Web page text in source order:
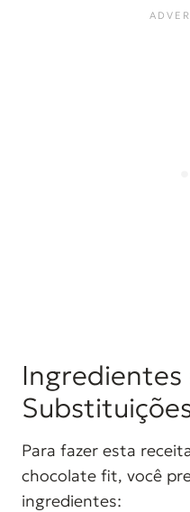
Ingredientes
Para fazer esta
chocolate fit, você
ingredientes: